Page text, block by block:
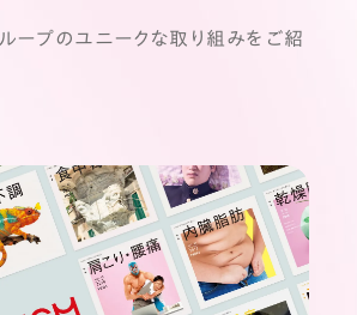
ープのユニークな取り組みをご紹